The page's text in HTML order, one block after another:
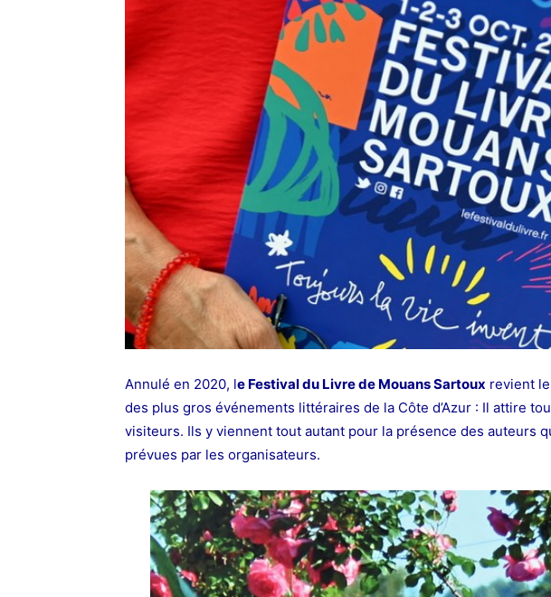
Annulé en 2020, le Festival du Livre de Mouans Sartoux revient
des plus gros événements littéraires de la Côte d’Azur : Il attire
visiteurs. Ils y viennent tout autant pour la présence des auteurs
prévues par les organisateurs.